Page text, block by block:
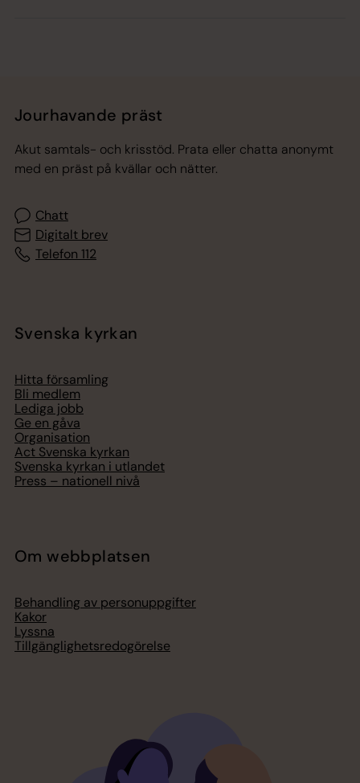
Jourhavande präst
Akut samtals- och krisstöd. Prata eller chatta anonymt
med en präst på kvällar och nätter.
Chatt
Digitalt brev
Telefon 112
Svenska kyrkan
Hitta församling
Bli medlem
Lediga jobb
Ge en gåva
Organisation
Act Svenska kyrkan
Svenska kyrkan i utlandet
Press – nationell nivå
Om webbplatsen
Behandling av personuppgifter
Kakor
Lyssna
Tillgänglighetsredogörelse